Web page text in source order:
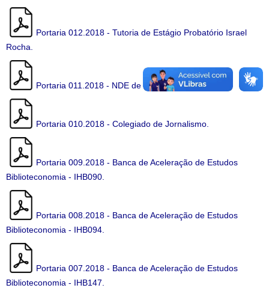
Portaria 012.2018 - Tutoria de Estágio Probatório Israel
Rocha.
Portaria 011.2018 - NDE de Jornalismo.
Portaria 010.2018 - Colegiado de Jornalismo.
Portaria 009.2018 - Banca de Aceleração de Estudos
Biblioteconomia - IHB090.
Portaria 008.2018 - Banca de Aceleração de Estudos
Biblioteconomia - IHB094.
Portaria 007.2018 - Banca de Aceleração de Estudos
Biblioteconomia - IHB147.